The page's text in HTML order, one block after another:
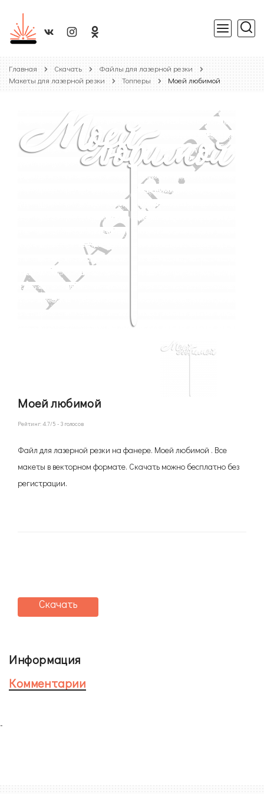
Главная Скачать
Файлы для лазерной резки
Макеты для лазерной резки
Топперы Моей любимой
Моей любимой
Рейтинг:4.7/5 - 3 голосов
Файл для лазерной резки на фанере. Моей любимой . Все
макеты в векторном формате. Скачать можно бесплатно без
регистрации.
Скачать
Информация
Комментарии
-